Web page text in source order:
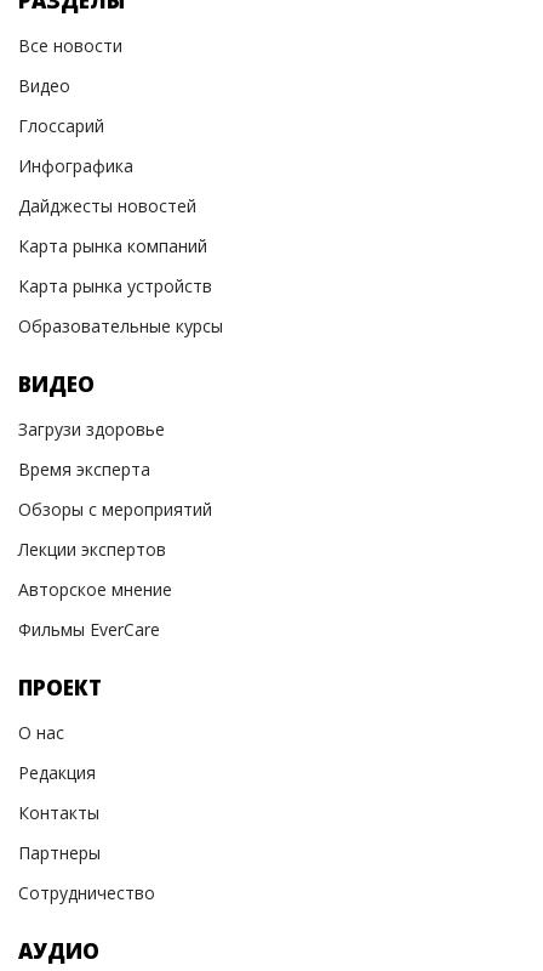
Все новости
Видео
Глоссарий
Инфографика
Дайджесты новостей
Карта рынка компаний
Карта рынка устройств
Образовательные курсы
ВИДЕО
Загрузи здоровье
Время эксперта
Обзоры с мероприятий
Лекции экспертов
Авторское мнение
Фильмы EverCare
ПРОЕКТ
О нас
Редакция
Контакты
Партнеры
Сотрудничество
АУДИО